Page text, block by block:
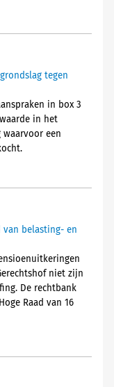
tegen
in box 3
in het
waarvoor een
van belasting- en
niet zijn
De rechtbank
Raad van 16